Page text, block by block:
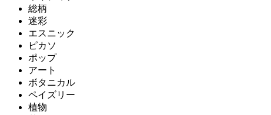
総柄
迷彩
エスニック
ピカソ
ポップ
アート
ボタニカル
ペイズリー
植物